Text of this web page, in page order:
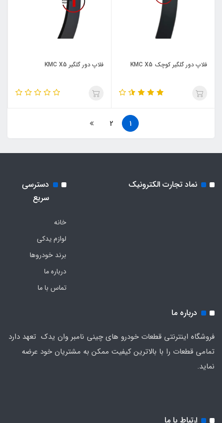
فلاپ دور گلگیر کوچک KMC X5 فلاپ دور گلگیر KMC X5
1
2
نماد تجارت الکترونیک
دسترسی
سریع
خانه
لوازم یدکی
برند خودروها
درباره ما
تماس با ما
درباره ما
فروشگاه اینترنتی قطعات خودرو های چینی نامبر وان یدک تعهد دارد
تمامی قطعات را با بالاترین کیفیت ممکن به مشتریان خود عرضه
نماید.
ارتباط با ما